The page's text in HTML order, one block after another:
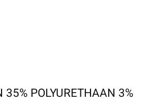
35% POLYURETHAAN 3%